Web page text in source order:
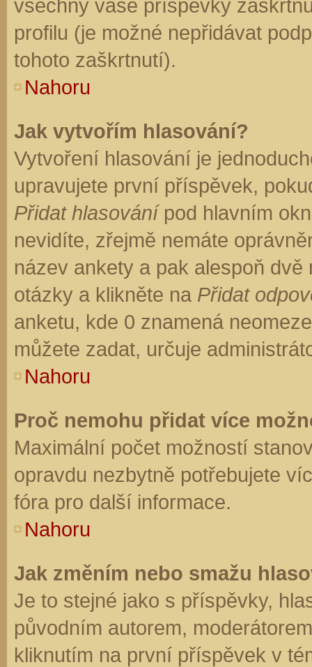
všechny vaše příspěvky
profilu (je možné nepřidávat
tohoto zaškrtnutí).
Nahoru
Jak vytvořím hlasování?
Vytvoření hlasování je
upravujete první příspěvek,
Přidat hlasovánípod hlavním
nevidíte, zřejmě nemáte
název ankety a pak alespoň
otázky a klikněte na Přidat
anketu, kde 0 znamená
můžete zadat, určuje
Nahoru
Proč nemohu přidat více
Maximální počet možností
opravdu nezbytně potřebujete
fóra pro další informace.
Nahoru
Jak změním nebo smažu
Je to stejné jako s příspěvky,
původním autorem,
kliknutím na první příspěvek v